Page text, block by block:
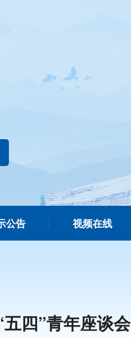
公告 视频在线
四”青年座谈会